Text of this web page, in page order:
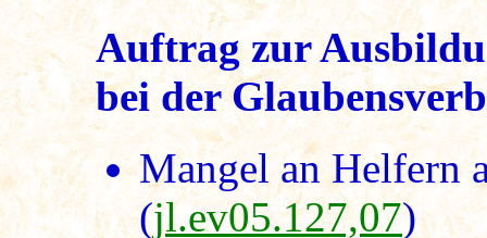
Auftrag zur
bei der
Mangel an Helfern
(jl.ev05.127,07)